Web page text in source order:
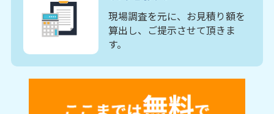
現場調査を元に、お見積り額を
算出し、ご提示させて頂きま
す。